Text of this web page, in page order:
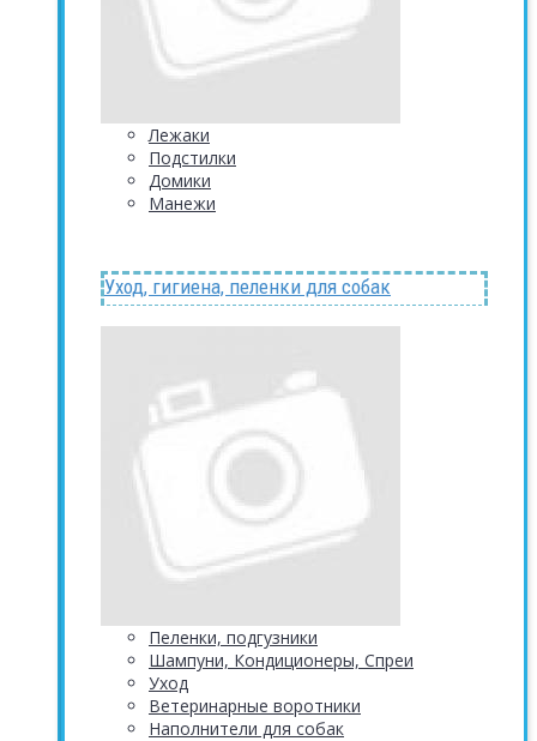
Лежаки
Подстилки
Домики
Манежи
Уход, гигиена, пеленки для собак
Пеленки, подгузники
Шампуни, Кондиционеры, Спреи
Уход
Ветеринарные воротники
Наполнители для собак